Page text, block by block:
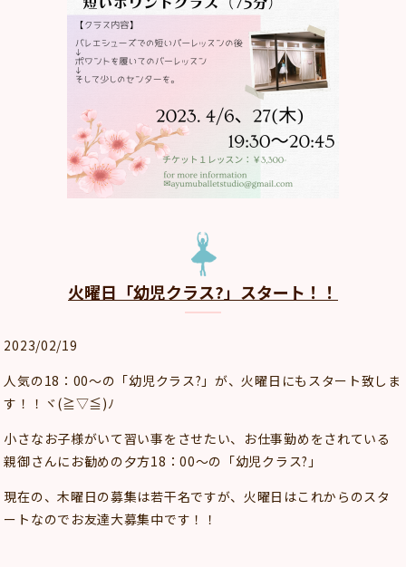
火曜日「幼児クラス?」スタート！！
2023/02/19
人気の18：00～の「幼児クラス?」が、火曜日にもスタート致しま
す！！ヾ(≧▽≦)ﾉ
小さなお子様がいて習い事をさせたい、お仕事勤めをされている
親御さんにお勧めの夕方18：00～の「幼児クラス?」
現在の、木曜日の募集は若干名ですが、火曜日はこれからのスタ
ートなのでお友達大募集中です！！